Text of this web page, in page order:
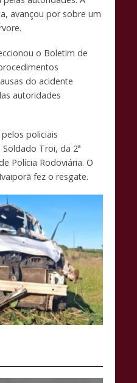
avançou por sobre um
o Boletim de
do acidente
autoridades
policiais
Troi, da 2ª
Polícia Rodoviária. O
fez o resgate.